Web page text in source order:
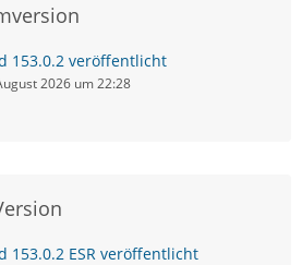
153.0.2 veröffentlicht
2026 um 22:28
153.0.2 ESR veröffentlicht